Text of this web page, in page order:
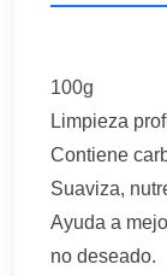
100g
Limpieza
Contiene
Suaviza,
Ayuda a
no deseado.